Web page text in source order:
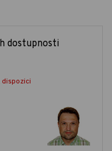
dostupnosti
dispozici